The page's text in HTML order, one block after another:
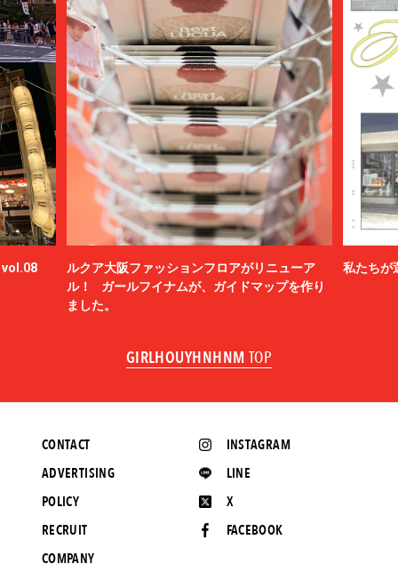
vol.08
ルクア大阪ファッションフロアがリニューア
ル！ ガールフイナムが、ガイドマップを作り
ました。
私たちが
GIRLHOUYHNHNM TOP
INSTAGRAM
LINE
X
FACEBOOK
CONTACT
ADVERTISING
POLICY
RECRUIT
COMPANY